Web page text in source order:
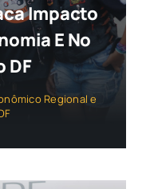
Impacto
E No
DF
Regional e